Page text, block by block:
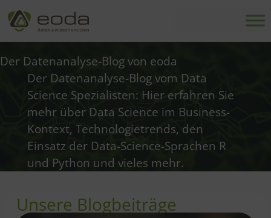
Zum
Inhalt
springen
Der Datenanalyse-Blog von eoda
Der Datenanalyse-Blog vom Data
Science Spezialisten: Hier erfahren Sie
mehr über Data Science im Business-
Kontext, Technologietrends, den
Einsatz der Data-Science-Sprachen R
und Python und vieles mehr.
Unsere Blogbeiträge